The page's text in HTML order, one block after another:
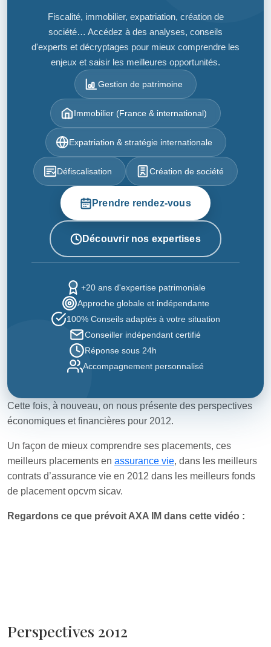
Fiscalité, immobilier, expatriation, création de
société… Accédez à des analyses, conseils
d'experts et décryptages pour mieux comprendre les
enjeux et saisir les meilleures opportunités.
Gestion de patrimoine
Immobilier (France & international)
Expatriation & stratégie internationale
Défiscalisation Création de société
Prendre rendez-vous
Découvrir nos expertises
+20 ans d'expertise patrimoniale
Approche globale et indépendante
100% Conseils adaptés à votre situation
Conseiller indépendant certifié
Réponse sous 24h
Accompagnement personnalisé
Cette fois, à nouveau, on nous présente des perspectives
économiques et financières pour 2012.
Un façon de mieux comprendre ses placements, ces
meilleurs placements en assurance vie, dans les meilleurs
contrats d’assurance vie en 2012 dans les meilleurs fonds
de placement opcvm sicav.
Regardons ce que prévoit AXA IM dans cette vidéo :
Perspectives 2012